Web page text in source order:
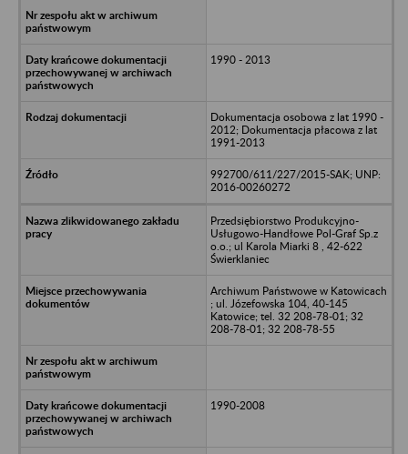
1990 - 2013
Dokumentacja osobowa z lat 1990 -
2012; Dokumentacja płacowa z lat
1991-2013
992700/611/227/2015-SAK; UNP:
2016-00260272
Przedsiębiorstwo Produkcyjno-
Usługowo-Handłowe Pol-Graf Sp.z
o.o.; ul Karola Miarki 8 , 42-622
Świerklaniec
Archiwum Państwowe w Katowicach
; ul. Józefowska 104, 40-145
Katowice; tel. 32 208-78-01; 32
208-78-01; 32 208-78-55
1990-2008